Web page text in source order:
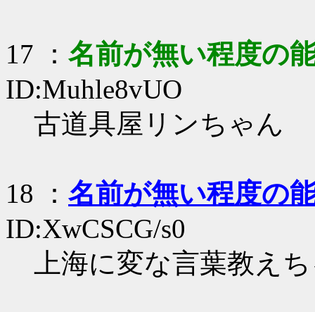
17 ： 名前が無い程度の
ID:Muhle8vUO
古道具屋リンちゃん
18 ： 名前が無い程度の
ID:XwCSCG/s0
上海に変な言葉教え